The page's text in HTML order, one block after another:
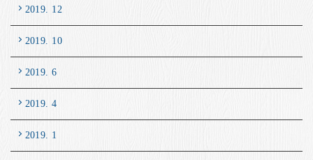
2019. 12
2019. 10
2019. 6
2019. 4
2019. 1